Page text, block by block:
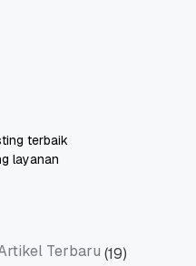
terbaik
layanan
Terbaru (19)